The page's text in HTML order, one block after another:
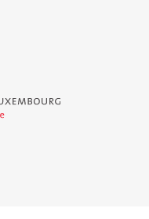
Luxembourg - Service